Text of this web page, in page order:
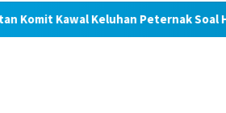
Peternak Soal Harga Pakan dan